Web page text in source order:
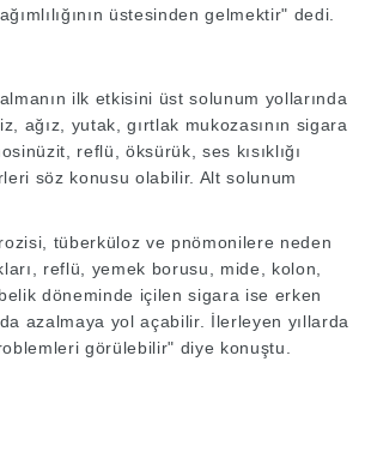
üstesinden gelmektir" dedi.
ilk etkisini üst solunum yollarında
ağız, yutak, gırtlak mukozasının sigara
reflü, öksürük, ses kısıklığı
söz konusu olabilir. Alt solunum
tüberküloz ve pnömonilere neden
reflü, yemek borusu, mide, kolon,
döneminde içilen sigara ise erken
azalmaya yol açabilir. İlerleyen yıllarda
görülebilir" diye konuştu.